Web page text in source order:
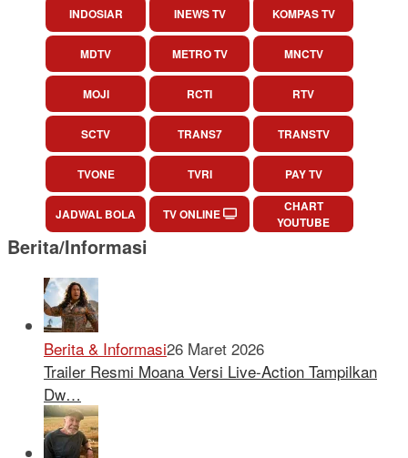
INDOSIAR INEWS TV KOMPAS TV
MDTV METRO TV MNCTV
MOJI RCTI RTV
SCTV TRANS7 TRANSTV
TVONE TVRI PAY TV
JADWAL BOLA TV ONLINE
CHART
YOUTUBE
Berita/Informasi
Berita & Informasi26 Maret 2026
Trailer Resmi Moana Versi Live-Action Tampilkan
Dw…